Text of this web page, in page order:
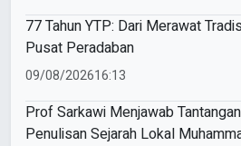
77 Tahun YTP: Dari Merawat
Pusat Peradaban
09/08/202616:13
Prof Sarkawi Menjawab Tantangan
Penulisan Sejarah Lokal